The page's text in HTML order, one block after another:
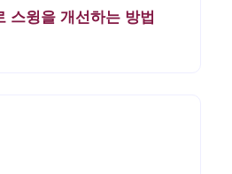
스윙을 개선하는 방법